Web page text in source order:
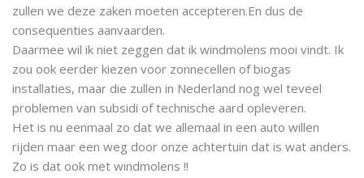
zullen we deze zaken moeten accepteren.En dus de
consequenties aanvaarden.
Daarmee wil ik niet zeggen dat ik windmolens mooi vindt. Ik
zou ook eerder kiezen voor zonnecellen of biogas
installaties, maar die zullen in Nederland nog wel teveel
problemen van subsidi of technische aard opleveren.
Het is nu eenmaal zo dat we allemaal in een auto willen
rijden maar een weg door onze achtertuin dat is wat anders.
Zo is dat ook met windmolens !!